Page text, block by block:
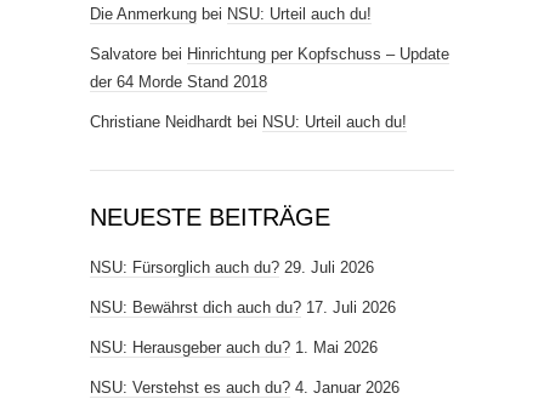
Die Anmerkung bei NSU: Urteil auch du!
Salvatore bei Hinrichtung per Kopfschuss – Update
der 64 Morde Stand 2018
Christiane Neidhardt bei NSU: Urteil auch du!
NEUESTE BEITRÄGE
NSU: Fürsorglich auch du? 29. Juli 2026
NSU: Bewährst dich auch du? 17. Juli 2026
NSU: Herausgeber auch du? 1. Mai 2026
NSU: Verstehst es auch du? 4. Januar 2026